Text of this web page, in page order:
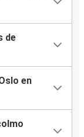
de
en